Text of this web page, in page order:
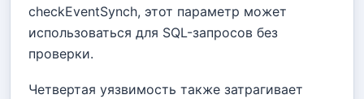
checkEventSynch, этот параметр может
использоваться для SQL-запросов без
проверки.
Четвертая уязвимость также затрагивает